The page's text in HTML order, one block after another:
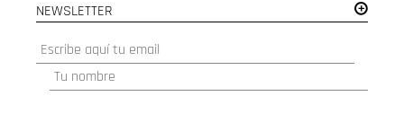
NEWSLETTER